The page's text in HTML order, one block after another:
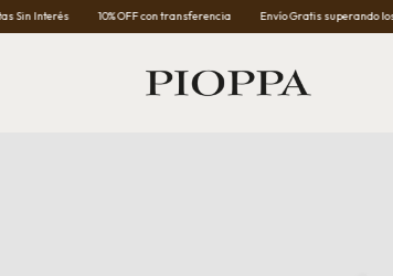
10% OFF con transferencia Envío Gratis superando los $220mil